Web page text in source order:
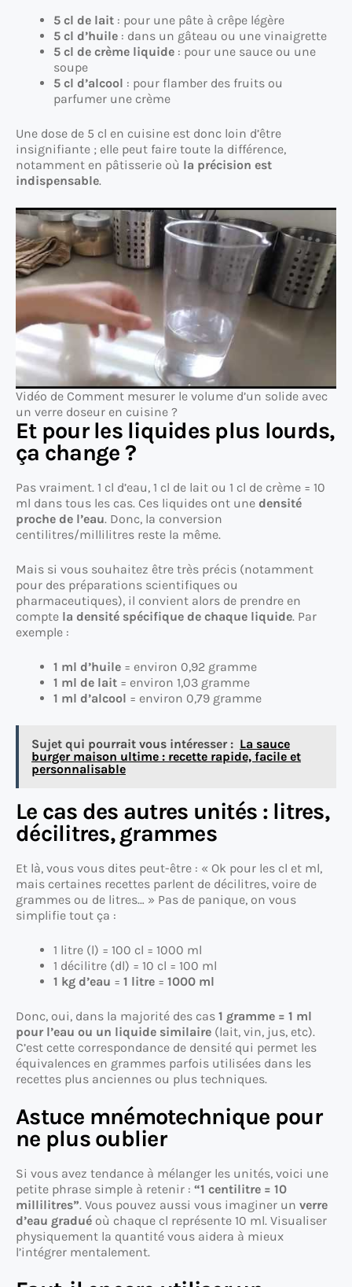
5 cl de lait : pour une pâte à crêpe légère
5 cl d’huile : dans un gâteau ou une vinaigrette
5 cl de crème liquide : pour une sauce ou une
soupe
5 cl d’alcool : pour flamber des fruits ou
parfumer une crème
Une dose de 5 cl en cuisine est donc loin d’être
insignifiante ; elle peut faire toute la différence,
notamment en pâtisserie où la précision est
indispensable.
Vidéo de Comment mesurer le volume d’un solide avec
un verre doseur en cuisine ?
Et pour les liquides plus lourds,
ça change ?
Pas vraiment. 1 cl d’eau, 1 cl de lait ou 1 cl de crème = 10
ml dans tous les cas. Ces liquides ont une densité
proche de l’eau. Donc, la conversion
centilitres/millilitres reste la même.
Mais si vous souhaitez être très précis (notamment
pour des préparations scientifiques ou
pharmaceutiques), il convient alors de prendre en
compte la densité spécifique de chaque liquide. Par
exemple :
1 ml d’huile = environ 0,92 gramme
1 ml de lait = environ 1,03 gramme
1 ml d’alcool = environ 0,79 gramme
Sujet qui pourrait vous intéresser : La sauce
burger maison ultime : recette rapide, facile et
personnalisable
Le cas des autres unités : litres,
décilitres, grammes
Et là, vous vous dites peut-être : « Ok pour les cl et ml,
mais certaines recettes parlent de décilitres, voire de
grammes ou de litres… » Pas de panique, on vous
simplifie tout ça :
1 litre (l) = 100 cl = 1000 ml
1 décilitre (dl) = 10 cl = 100 ml
1 kg d’eau = 1 litre = 1000 ml
Donc, oui, dans la majorité des cas 1 gramme = 1 ml
pour l’eau ou un liquide similaire (lait, vin, jus, etc).
C’est cette correspondance de densité qui permet les
équivalences en grammes parfois utilisées dans les
recettes plus anciennes ou plus techniques.
Astuce mnémotechnique pour
ne plus oublier
Si vous avez tendance à mélanger les unités, voici une
petite phrase simple à retenir : “1 centilitre = 10
millilitres”. Vous pouvez aussi vous imaginer un verre
d’eau gradué où chaque cl représente 10 ml. Visualiser
physiquement la quantité vous aidera à mieux
l’intégrer mentalement.